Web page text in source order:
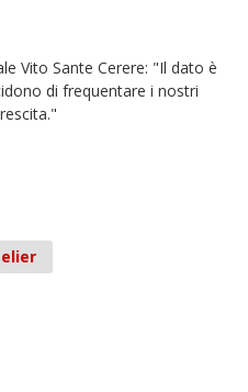
Vito Sante Cerere: "Il dato è
di frequentare i nostri